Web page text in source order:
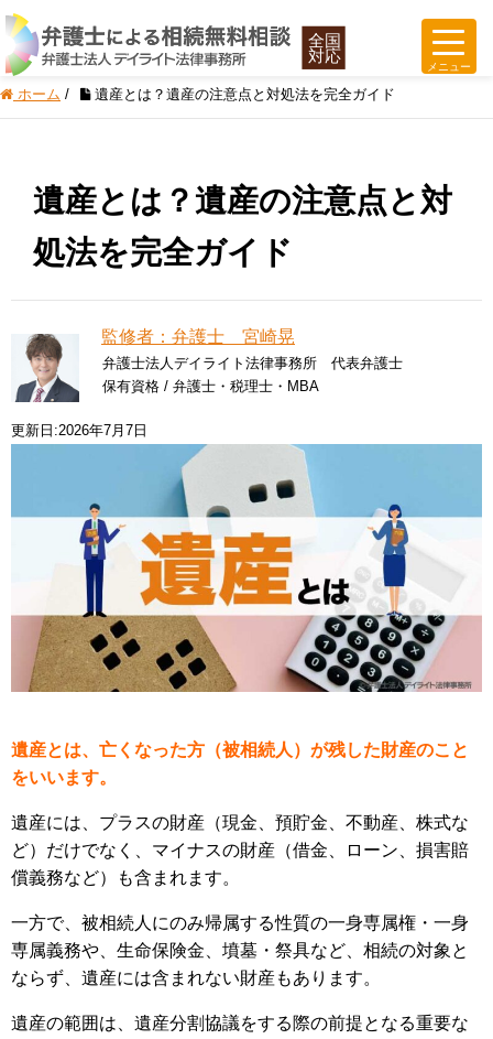
ホーム / 遺産とは？遺産の注意点と対処法を完全ガイド
遺産とは？遺産の注意点と対
処法を完全ガイド
監修者：弁護士 宮崎晃
弁護士法人デイライト法律事務所 代表弁護士
保有資格 / 弁護士・税理士・MBA
更新日:2026年7月7日
遺産とは、亡くなった方（被相続人）が残した財産のこと
をいいます。
遺産には、プラスの財産（現金、預貯金、不動産、株式な
ど）だけでなく、マイナスの財産（借金、ローン、損害賠
償義務など）も含まれます。
一方で、被相続人にのみ帰属する性質の一身専属権・一身
専属義務や、生命保険金、墳墓・祭具など、相続の対象と
ならず、遺産には含まれない財産もあります。
遺産の範囲は、遺産分割協議をする際の前提となる重要な